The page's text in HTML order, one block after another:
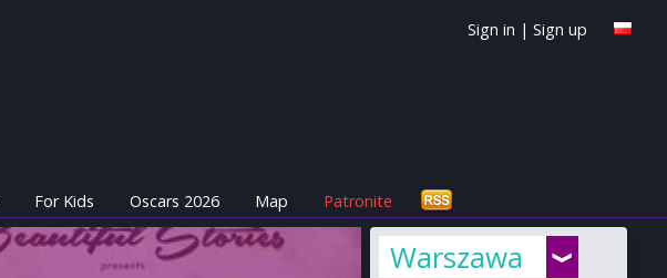
Sign in | Sign up
For Kids Oscars 2026 Map Patronite
Warszawa